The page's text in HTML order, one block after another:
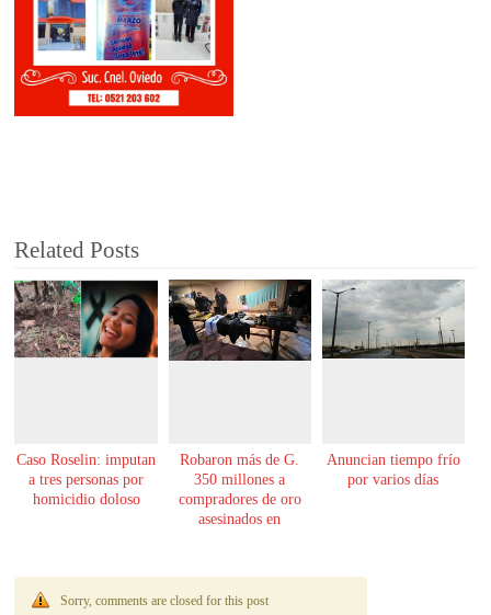
Related Posts
Caso Roselin: imputan
a tres personas por
homicidio doloso
Robaron más de G.
350 millones a
compradores de oro
asesinados en
Anuncian tiempo frío
por varios días
Sorry, comments are closed for this post